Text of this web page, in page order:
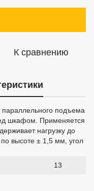
К сравнению
подъема
шкафом. Применяется
нагрузку до
по высоте ± 1,5 мм, угол
13